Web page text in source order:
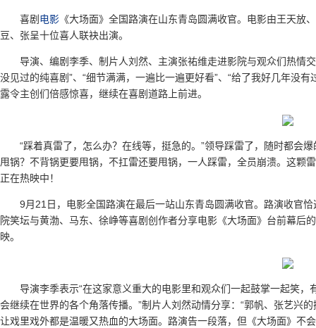
喜剧 电影 《大场面》全国路演在山东青岛圆满收官。电影由王天
豆、张呈十位喜人联袂出演。
导演、编剧李季、制片人刘然、主演张祐维走进影院与观众们热情
没见过的纯喜剧”、“细节满满，一遍比一遍更好看”、“给了我好几年没
露令主创们倍感惊喜，继续在喜剧道路上前进。
“踩着真雷了，怎么办？在线等，挺急的。”领导踩雷了，随时都会
甩锅？不背锅更要甩锅，不扛雷还要甩锅，一人踩雷，全员崩溃。这
正在热映中！
9月21日，电影全国路演在最后一站山东青岛圆满收官。路演收官
院笑坛与黄渤、马东、徐峥等喜剧创作者分享电影《大场面》台前幕
映。
导演李季表示“在这家意义重大的电影里和观众们一起鼓掌一起笑
会继续在世界的各个角落传播。”制片人刘然动情分享：“郭帆、张艺兴
让戏里戏外都是温暖又热血的大场面。路演告一段落，但《大场面》不